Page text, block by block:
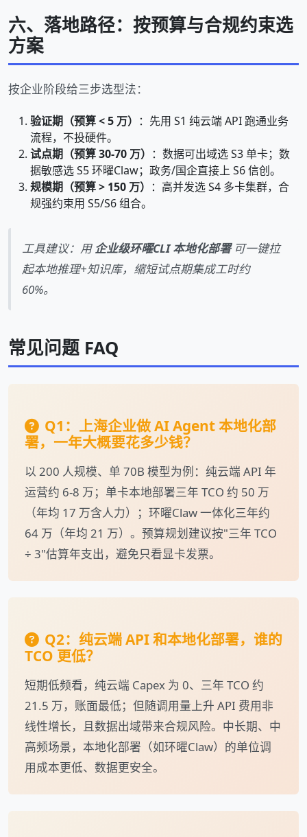
六、落地路径：按预算与合规约束选
方案
按企业阶段给三步选型法：
验证期（预算 < 5 万） ：先用 S1 纯云端 API 跑通业务
流程，不投硬件。
试点期（预算 30-70 万） ：数据可出域选 S3 单卡；数
据敏感选 S5 环曜Claw；政务/国企直接上 S6 信创。
规模期（预算 > 150 万） ：高并发选 S4 多卡集群，合
规强约束用 S5/S6 组合。
工具建议：用企业级环曜CLI 本地化部署可一键拉
起本地推理+知识库，缩短试点期集成工时约
60%。
常见问题 FAQ
Q1：上海企业做 AI Agent 本地化部
署，一年大概要花多少钱？
以 200 人规模、单 70B 模型为例：纯云端 API 年
运营约 6-8 万；单卡本地部署三年 TCO 约 50 万
（年均 17 万含人力）；环曜Claw 一体化三年约
64 万（年均 21 万）。预算规划建议按"三年 TCO
÷ 3"估算年支出，避免只看显卡发票。
Q2：纯云端 API 和本地化部署，谁的
TCO 更低？
短期低频看，纯云端 Capex 为 0、三年 TCO 约
21.5 万，账面最低；但随调用量上升 API 费用非
线性增长，且数据出域带来合规风险。中长期、中
高频场景，本地化部署（如环曜Claw）的单位调
用成本更低、数据更安全。